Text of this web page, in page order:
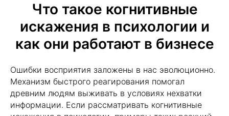
Что такое когнитивные
искажения в психологии и
как они работают в бизнесе
Ошибки восприятия заложены в нас эволюционно.
Механизм быстрого реагирования помогал
древним людям выживать в условиях нехватки
информации. Если рассматривать когнитивные